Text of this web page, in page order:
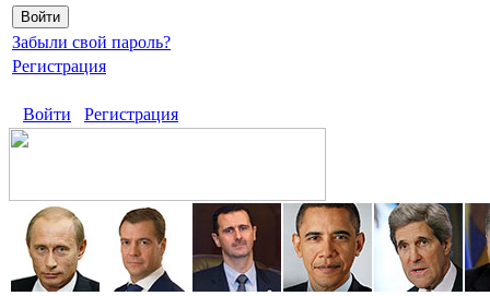
Забыли свой пароль?
Регистрация
Войти Регистрация